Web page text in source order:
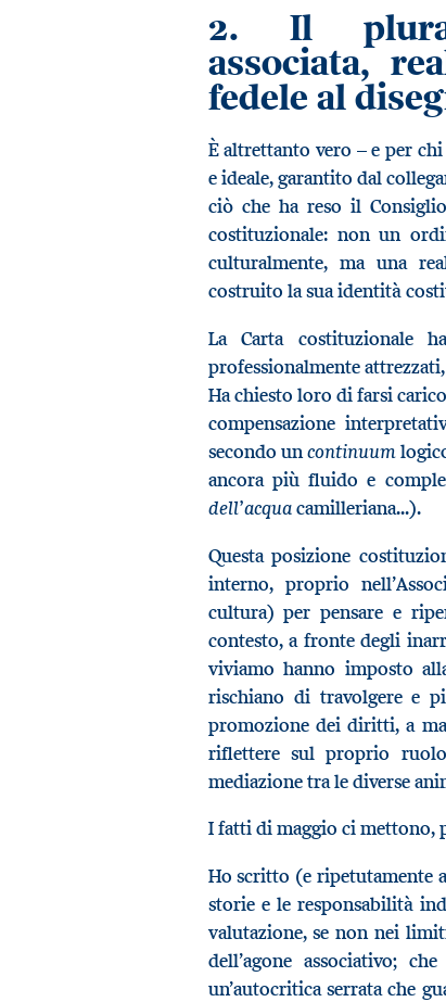
2. Il
associata,
fedele al
È altrettanto vero – e per
e ideale, garantito dal
ciò che ha reso il
costituzionale: non un
culturalmente, ma una
costruito la sua identità
La Carta costituzionale
professionalmente
Ha chiesto loro di farsi
compensazione
secondo uncontinuum
ancora più fluido e
dell’acquacamilleriana...).
Questa posizione
interno, proprio
cultura) per pensare e
contesto, a fronte degli
viviamo hanno imposto
rischiano di travolgere e
promozione dei diritti, a
riflettere sul proprio
mediazione tra le diverse
I fatti di maggio ci mettono,
Ho scritto (e ripetutamente
storie e le responsabilità
valutazione, se non nei
dell’agone associativo;
un’autocritica serrata che